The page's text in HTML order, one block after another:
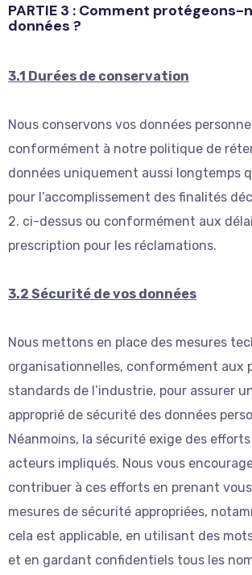
PARTIE 3 : Comment protégeons-
données ?
3.1 Durées de conservation
Nous conservons vos données
conformément à notre politique de
données uniquement aussi longtemps
pour l’accomplissement des finalités
2. ci-dessus ou conformément aux
prescription pour les réclamations.
3.2 Sécurité de vos données
Nous mettons en place des mesures
organisationnelles, conformément aux
standards de l’industrie, pour assurer
approprié de sécurité des données
Néanmoins, la sécurité exige des
acteurs impliqués. Nous vous
contribuer à ces efforts en prenant
mesures de sécurité appropriées,
cela est applicable, en utilisant des
et en gardant confidentiels tous les